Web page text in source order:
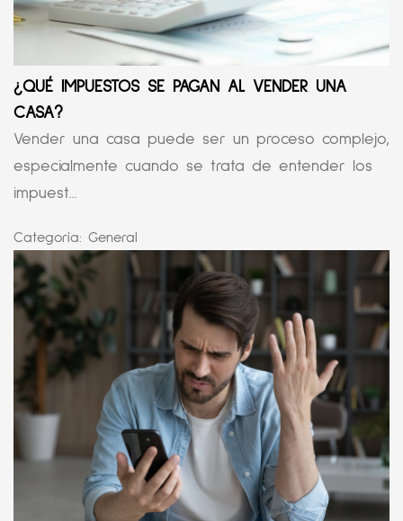
¿QUÉ IMPUESTOS SE PAGAN AL VENDER UNA
CASA?
Vender una casa puede ser un proceso complejo,
especialmente cuando se trata de entender los
impuest...
Categoría: General